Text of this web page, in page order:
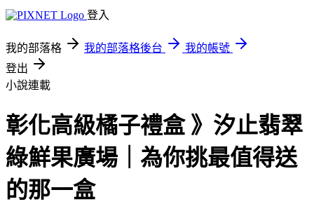
登入
我的部落格 我的部落格後台
我的帳號
登出
小說連載
彰化高級橘子禮盒 》汐止翡翠
綠鮮果廣場｜為你挑最值得送
的那一盒